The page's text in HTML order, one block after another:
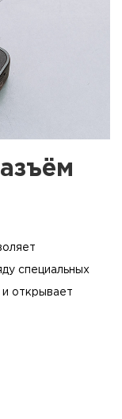
специальных
и открывает